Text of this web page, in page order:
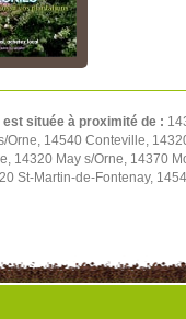
située à proximité de :
Orne, 14540 Conteville,
14320 May s/Orne, 14370
St-Martin-de-Fontenay,